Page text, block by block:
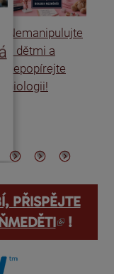
Nemanipulujte
s dětmi a
nepopírejte
biologii!
PŘISPĚJTE
!